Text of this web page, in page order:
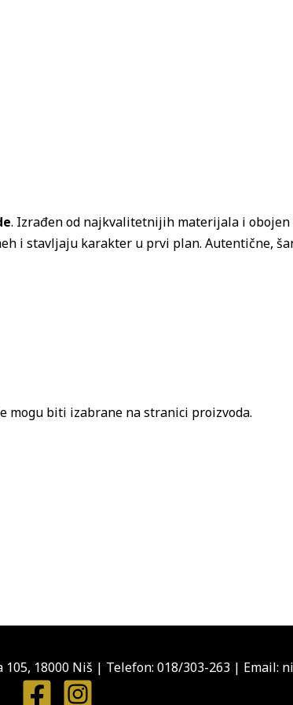
. Izrađen od najkvalitetnijih materijala i obojen
i stavljaju karakter u prvi plan. Autentične,
mogu biti izabrane na stranici proizvoda.
105, 18000 Niš | Telefon: 018/303-263 | Email: